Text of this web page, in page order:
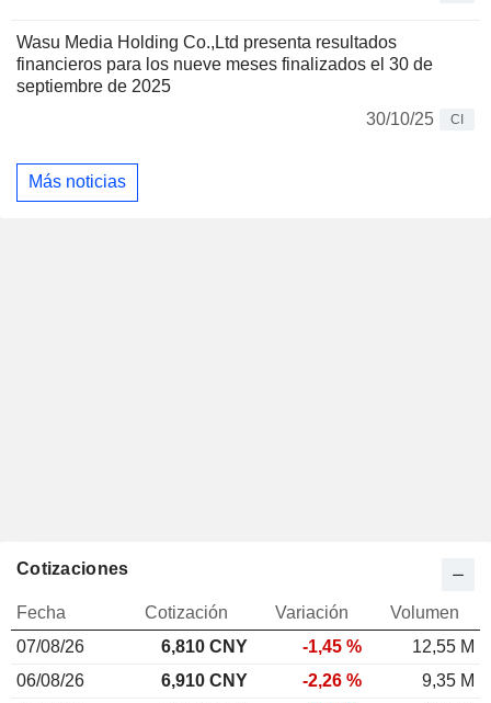
Wasu Media Holding Co.,Ltd presenta resultados
financieros para los nueve meses finalizados el 30 de
septiembre de 2025
30/10/25
CI
Más noticias
Cotizaciones
Fecha Cotización Variación
Volumen
07/08/26
6,810 CNY -1,45 %
12,55 M
06/08/26
6,910 CNY -2,26 %
9,35 M